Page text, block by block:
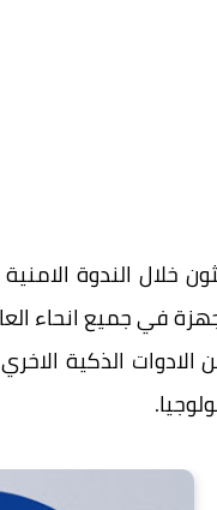
في جميع انحاء
الادوات الذكية